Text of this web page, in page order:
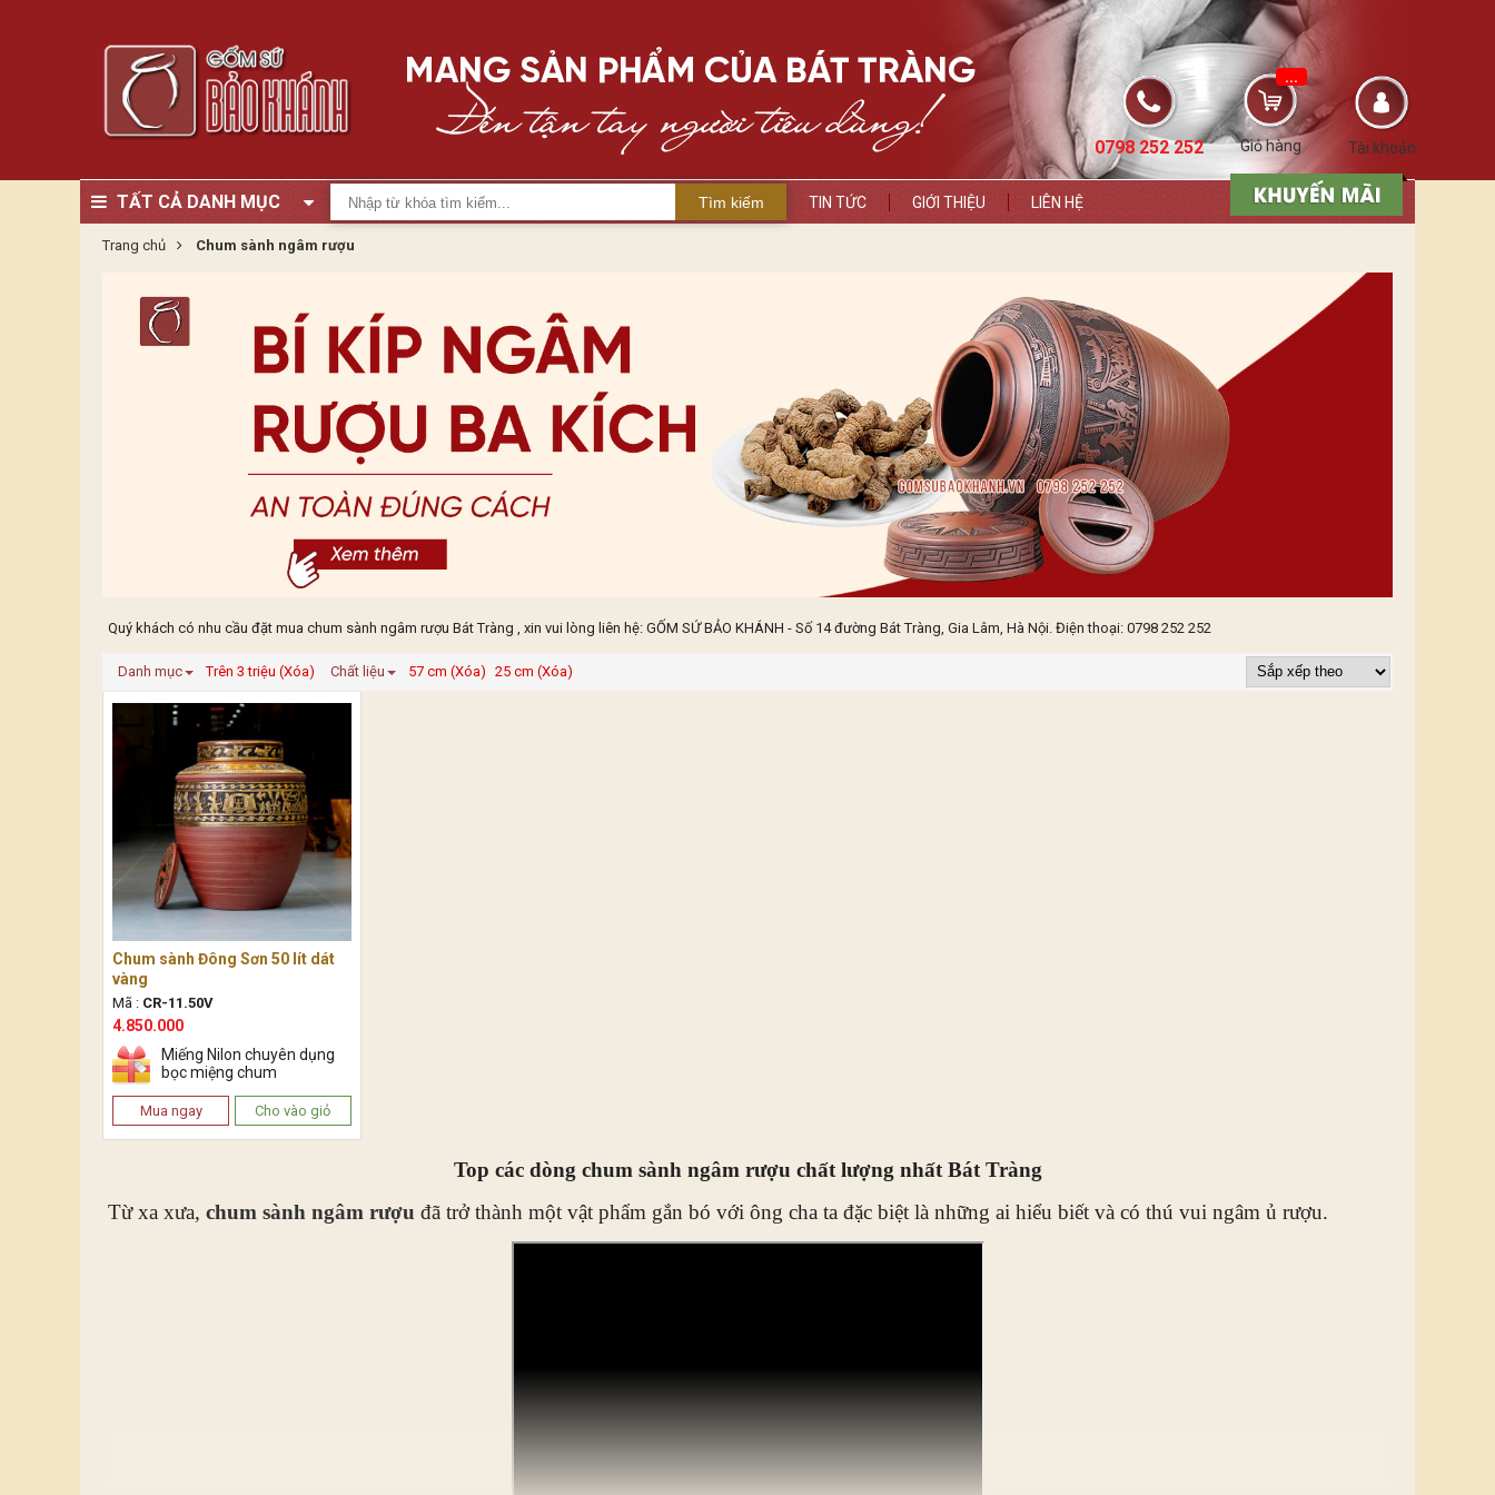
Tài khoản
Giỏ hàng
...
0798 252 252
TẤT CẢ DANH MỤC Tìm kiếm TIN TỨC GIỚI THIỆU LIÊN HỆ
Trang chủ Chum sành ngâm rượu
Quý khách có nhu cầu đặt mua chum sành ngâm rượu Bát Tràng , xin vui lòng liên hệ: GỐM SỨ BẢO KHÁNH - Số 14 đường Bát Tràng, Gia Lâm, Hà Nội. Điện thoại: 0798 252 252
Danh mục Trên 3 triệu (Xóa) Chất liệu 57 cm (Xóa) 25 cm (Xóa)
Chum sành Đông Sơn 50 lít dát
vàng
Mã : CR-11.50V
4.850.000
Miếng Nilon chuyên dụng
bọc miệng chum
Mua ngay Cho vào giỏ
Top các dòng chum sành ngâm rượu chất lượng nhất Bát Tràng
Từ xa xưa, chum sành ngâm rượu đã trở thành một vật phẩm gắn bó với ông cha ta đặc biệt là những ai hiểu biết và có thú vui ngâm ủ rượu.